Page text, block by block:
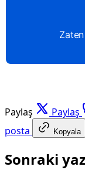
Zaten
Paylaş Paylaş
posta
Kopyala
Sonraki